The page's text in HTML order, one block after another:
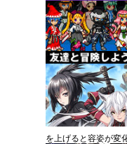
を上げると容姿が変